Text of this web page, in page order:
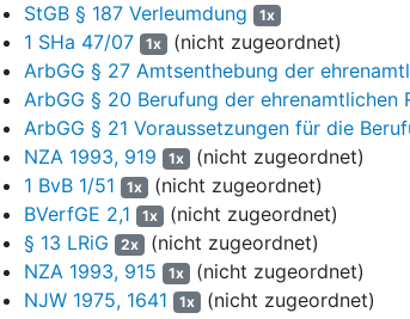
8
Kraft für Deutschland
Wir haben keine andere Wahl, auf geht’s
gegen Spießertum und Kapital, ihnen gilt
Der Kampf gilt auch den Linken, der
Doch wir werden sie besiegen, mit
Alle, die sich unsere Feinde nennen, die
Und kämpfen werden wir gegen sie bis
Einigkeit, Recht und Freiheit, das sei
Wir werden weiter kämpfen bis
StGB § 187 Verleumdung 1x
1 SHa 47/07 1x (nicht zugeordnet)
ArbGG § 27 Amtsenthebung der
ArbGG § 20 Berufung der ehrenamtlichen
ArbGG § 21 Voraussetzungen für die
NZA 1993, 919 1x (nicht zugeordnet)
1 BvB 1/51
1x (nicht zugeordnet)
BVerfGE 2,1
1x (nicht zugeordnet)
§ 13 LRiG
2x (nicht zugeordnet)
NZA 1993, 915
1x (nicht zugeordnet)
NJW 1975, 1641
1x (nicht zugeordnet)